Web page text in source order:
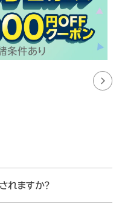
れますか？